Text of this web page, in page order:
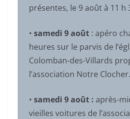
présentes, le 9 août à 11 h
• samedi 9 août: apéro
heures sur le parvis de
Colomban-des-Villards
l’association Notre Clocher.
• samedi 9 août : après-
vieilles voitures de